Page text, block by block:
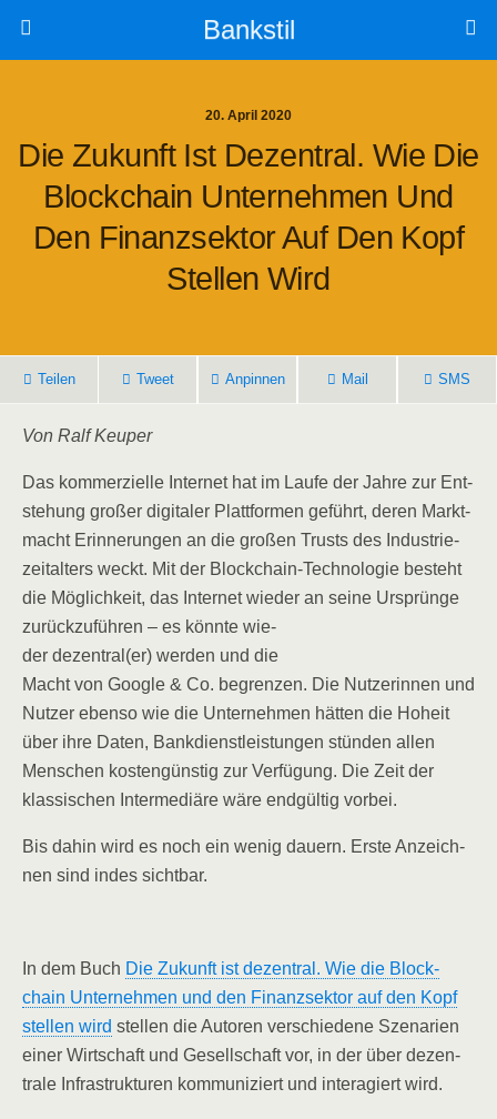
Bankstil
20. April 2020
Die Zukunft Ist Dezen­tral. Wie Die
Block­chain Unter­neh­men Und
Den Finanz­sek­tor Auf Den Kopf
Stel­len Wird
Tei­len Tweet Anpin­nen Mail SMS
Von Ralf Keuper
Das kom­mer­zi­el­le Inter­net hat im Lau­fe der Jah­re zur Ent­
ste­hung gro­ßer digi­ta­ler Platt­for­men geführt, deren Markt­
macht Erin­ne­run­gen an die gro­ßen Trusts des Indus­trie­
zeit­al­ters weckt. Mit der Block­chain-Tech­no­lo­gie besteht
die Mög­lich­keit, das Inter­net wie­der an sei­ne Ursprün­ge
zurück­zu­füh­ren – es könn­te wie­
der dezentral(er) wer­den und die
Macht von Goog­le & Co. begren­zen. Die Nut­ze­rin­nen und
Nut­zer eben­so wie die Unter­neh­men hät­ten die Hoheit
über ihre Daten, Bank­dienst­leis­tun­gen stün­den allen
Men­schen kos­ten­güns­tig zur Ver­fü­gung. Die Zeit der
klas­si­schen Inter­me­diä­re wäre end­gül­tig vorbei.
Bis dahin wird es noch ein wenig dau­ern. Ers­te Anzeich­
nen sind indes sichtbar.
In dem Buch Die Zukunft ist dezen­tral. Wie die Block­
chain Unter­neh­men und den Finanz­sek­tor auf den Kopf
stel­len wird stel­len die Autoren ver­schie­de­ne Sze­na­ri­en
einer Wirt­schaft und Gesell­schaft vor, in der über dezen­
tra­le Infra­struk­tu­ren kom­mu­ni­ziert und inter­agiert wird.